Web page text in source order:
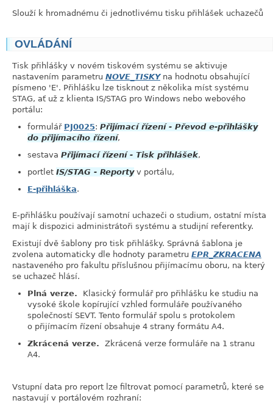
Slouží k hromadnému či jednotlivému tisku přihlášek uchazečů
OVLÁDÁNÍ
Tisk přihlášky v novém tiskovém systému se aktivuje
nastavením parametru NOVE_TISKYna hodnotu obsahující
písmeno 'E'. Přihlášku lze tisknout z několika míst systému
STAG, ať už z klienta IS/STAG pro Windows nebo webového
portálu:
formulář PJ0025: Přijímací řízení - Převod e-přihlášky
do přijímacího řízení,
sestava Přijímací řízení - Tisk přihlášek,
portlet IS/STAG - Reportyv portálu,
E-přihláška.
E-přihlášku používají samotní uchazeči o studium, ostatní místa
mají k dispozici administrátoři systému a studijní referentky.
Existují dvě šablony pro tisk přihlášky. Správná šablona je
zvolena automaticky dle hodnoty parametru EPR_ZKRACENA
nastaveného pro fakultu příslušnou přijímacímu oboru, na který
se uchazeč hlásí.
Plná verze.
Klasický formulář pro přihlášku ke studiu na
vysoké škole kopírující vzhled formuláře používaného
společností SEVT. Tento formulář spolu s protokolem
o přijímacím řízení obsahuje 4 strany formátu A4.
Zkrácená verze.
Zkrácená verze formuláře na 1 stranu
A4.
Vstupní data pro report lze filtrovat pomocí parametrů, které se
nastavují v portálovém rozhraní: